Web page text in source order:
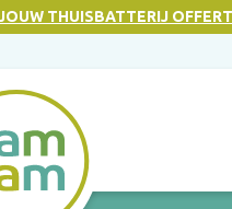
THUISBATTERIJ